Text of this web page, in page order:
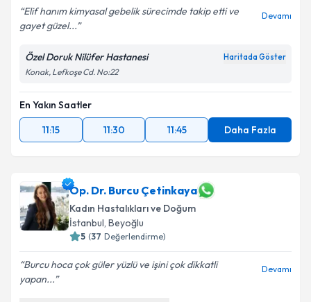
Elif hanım kimyasal gebelik sürecimde takip etti ve
gayet güzel...
Özel Doruk Nilüfer Hastanesi
Konak, Lefkoşe Cd. No:22
En Yakın Saatler
11:15
11:30 11:45 Daha Fazla
Op. Dr. Burcu Çetinkaya
Kadın Hastalıkları ve Doğum
İstanbul,Beyoğlu
( Değerlendirme)
Burcu hoca çok güler yüzlü ve işini çok dikkatli
yapan...